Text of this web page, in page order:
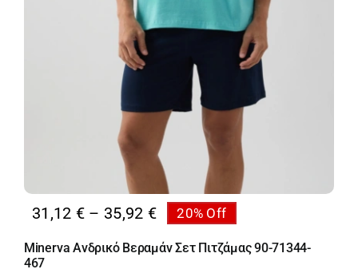
31,12 € – 35,92 €Price
31,12 €
20% Off
Minerva Ανδρικό Βεραμάν Σετ Πιτζάμας 90-71344-
467